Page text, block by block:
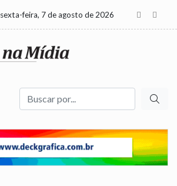
sexta-feira, 7 de agosto de 2026
Buscar